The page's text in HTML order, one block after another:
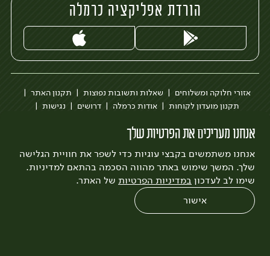
אנחנו מעריכים את הפרטיות שלך
אנחנו משתמשים בקבצי עוגיות כדי לשפר את חוויית הגלישה
שלך. המשך שימוש באתר מהווה הסכמה בהתאם למדיניות.
שימו לב לעדכון במדיניות הפרטיות של האתר.
אישור
הורדת אפליקציה כרמלה
אזורי חלוקה ומשלוחים שאלות ותשובות נפוצות
תקנון האתר
תקנון מועדון לקוחות
אודות כרמלה דרושים
נגישות
לצפייה בעדכון מדיניות פרטיות
עיצוב:3bears פיתוח:Quatro